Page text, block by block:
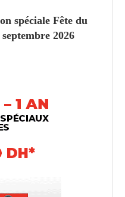
spéciale Fête du
2026